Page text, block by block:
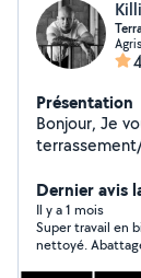
Présentation
Bonjour, Je
terrassement/
intérieur/extérieur - évacuation de
Hésitez pas à
Dernier avis
Il y a 1 mois
Super travail en
nettoyé.